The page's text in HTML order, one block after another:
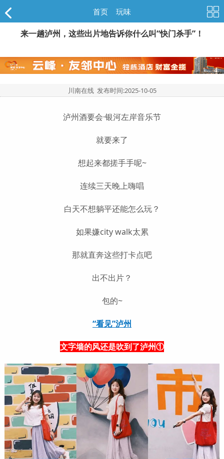
首页 玩味
来一趟泸州，这些出片地告诉你什么叫“快门杀手”！
川南在线 发布时间:2025-10-05
泸州酒要会·银河左岸音乐节
就要来了
想起来都搓手手呢~
连续三天晚上嗨唱
白天不想躺平还能怎么玩？
如果嫌city walk太累
那就直奔这些打卡点吧
出不出片？
包的~
“看见”泸州
文字墙的风还是吹到了泸州①